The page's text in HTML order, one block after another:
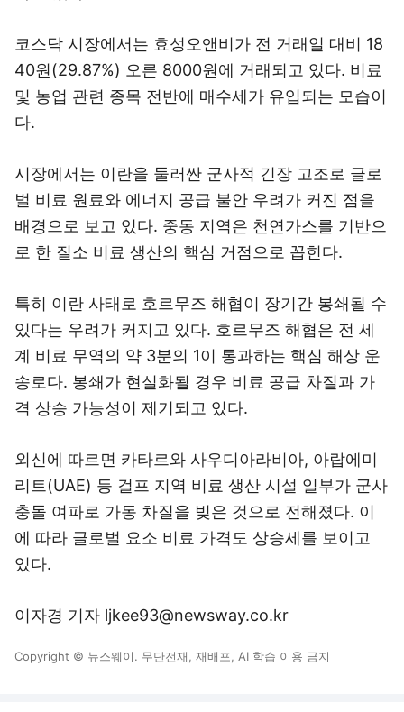
코스닥 시장에서는 효성오앤비가 전 거래일 대비 18
40원(29.87%) 오른 8000원에 거래되고 있다. 비료
및 농업 관련 종목 전반에 매수세가 유입되는 모습이
다.
시장에서는 이란을 둘러싼 군사적 긴장 고조로 글로
벌 비료 원료와 에너지 공급 불안 우려가 커진 점을
배경으로 보고 있다. 중동 지역은 천연가스를 기반으
로 한 질소 비료 생산의 핵심 거점으로 꼽힌다.
특히 이란 사태로 호르무즈 해협이 장기간 봉쇄될 수
있다는 우려가 커지고 있다. 호르무즈 해협은 전 세
계 비료 무역의 약 3분의 1이 통과하는 핵심 해상 운
송로다. 봉쇄가 현실화될 경우 비료 공급 차질과 가
격 상승 가능성이 제기되고 있다.
외신에 따르면 카타르와 사우디아라비아, 아랍에미
리트(UAE) 등 걸프 지역 비료 생산 시설 일부가 군사
충돌 여파로 가동 차질을 빚은 것으로 전해졌다. 이
에 따라 글로벌 요소 비료 가격도 상승세를 보이고
있다.
이자경 기자 ljkee93@newsway.co.kr
Copyright © 뉴스웨이. 무단전재, 재배포, AI 학습 이용 금지